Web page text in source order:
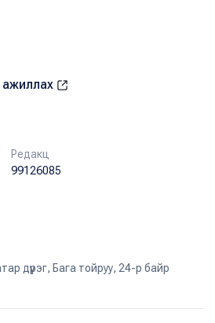
Редакц
99126085
дүүрэг, Бага тойруу, 24-р байр